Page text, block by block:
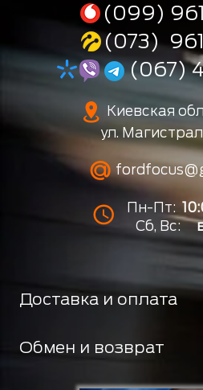
(099)
(073)
(067)
Киевская
ул.
Пн-Пт:
Сб, Вс:
Доставка и оплата
Обмен и возврат